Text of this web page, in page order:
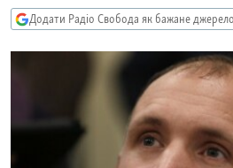
УКРАЇНА
СХЕМИ
КИТАЙ.ВИКЛИКИ
МУЛЬТИМЕДІА
ФОТО
СПЕЦПРОЄКТИ
Додати Радіо Свобода як бажане